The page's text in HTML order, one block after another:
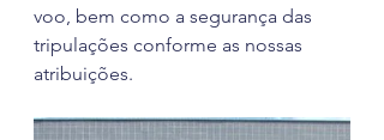
voo, bem como a segurança das
tripulações conforme as nossas
atribuições.